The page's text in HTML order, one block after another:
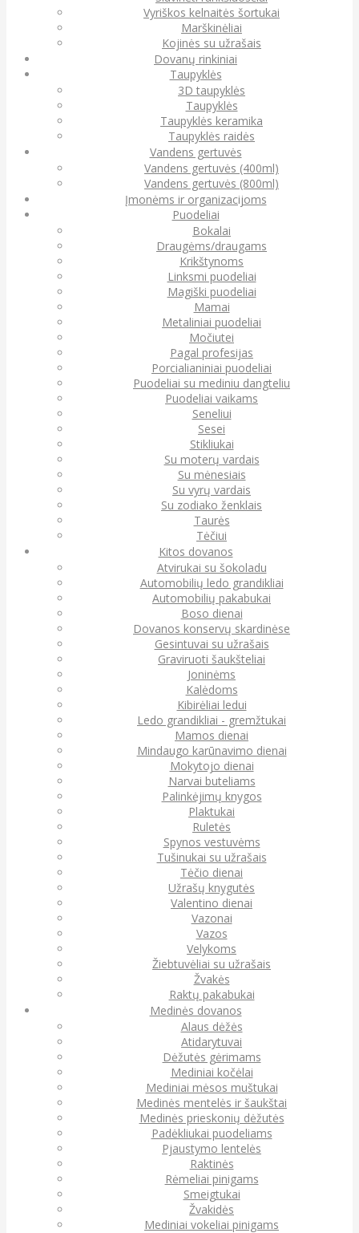
Vyriškos kelnaitės šortukai
Marškinėliai
Kojinės su užrašais
Dovanų rinkiniai
Taupyklės
3D taupyklės
Taupyklės
Taupyklės keramika
Taupyklės raidės
Vandens gertuvės
Vandens gertuvės (400ml)
Vandens gertuvės (800ml)
Įmonėms ir organizacijoms
Puodeliai
Bokalai
Draugėms/draugams
Krikštynoms
Linksmi puodeliai
Magiški puodeliai
Mamai
Metaliniai puodeliai
Močiutei
Pagal profesijas
Porcialianiniai puodeliai
Puodeliai su mediniu dangteliu
Puodeliai vaikams
Seneliui
Sesei
Stikliukai
Su moterų vardais
Su mėnesiais
Su vyrų vardais
Su zodiako ženklais
Taurės
Tėčiui
Kitos dovanos
Atvirukai su šokoladu
Automobilių ledo grandikliai
Automobilių pakabukai
Boso dienai
Dovanos konservų skardinėse
Gesintuvai su užrašais
Graviruoti šaukšteliai
Joninėms
Kalėdoms
Kibirėliai ledui
Ledo grandikliai - gremžtukai
Mamos dienai
Mindaugo karūnavimo dienai
Mokytojo dienai
Narvai buteliams
Palinkėjimų knygos
Plaktukai
Ruletės
Spynos vestuvėms
Tušinukai su užrašais
Tėčio dienai
Užrašų knygutės
Valentino dienai
Vazonai
Vazos
Velykoms
Žiebtuvėliai su užrašais
Žvakės
Raktų pakabukai
Medinės dovanos
Alaus dėžės
Atidarytuvai
Dėžutės gėrimams
Mediniai kočėlai
Mediniai mėsos muštukai
Medinės mentelės ir šaukštai
Medinės prieskonių dėžutės
Padėkliukai puodeliams
Pjaustymo lentelės
Raktinės
Rėmeliai pinigams
Smeigtukai
Žvakidės
Mediniai vokeliai pinigams